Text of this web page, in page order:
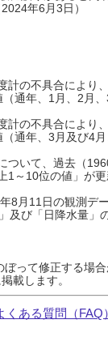
年6月3日）
計の不具合によ
通年、1月、2月
計の不具合によ
通年、3月及び4
ついて、過去（
～10位の値」が
8月11日の観測
及び「日降水量
って修正する場
載します。
くある質問（FAQ）